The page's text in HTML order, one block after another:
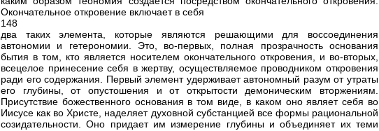
Окончательное откровение включает в себя
148
два таких элемента, которые являются решающими для воссоединения
автономии и гетерономии. Это, во-первых, полная прозрачность основания
бытия в том, кто является носителем окончательного откровения, и во-вторых,
всецелое принесение себя в жертву, осуществляемое проводником откровения
ради его содержания. Первый элемент удерживает автономный разум от утраты
его глубины, от опустошения и от открытости демоническим вторжениям.
Присутствие божественного основания в том виде, в каком оно являет себя во
Иисусе как во Христе, наделяет духовной субстанцией все формы рациональной
созидательности. Оно придает им измерение глубины и объединяет их теми